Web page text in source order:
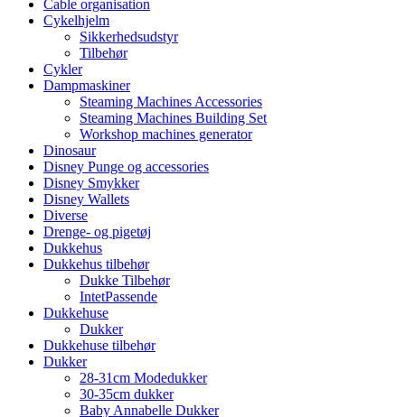
Cable organisation
Cykelhjelm
Sikkerhedsudstyr
Tilbehør
Cykler
Dampmaskiner
Steaming Machines Accessories
Steaming Machines Building Set
Workshop machines generator
Dinosaur
Disney Punge og accessories
Disney Smykker
Disney Wallets
Diverse
Drenge- og pigetøj
Dukkehus
Dukkehus tilbehør
Dukke Tilbehør
IntetPassende
Dukkehuse
Dukker
Dukkehuse tilbehør
Dukker
28-31cm Modedukker
30-35cm dukker
Baby Annabelle Dukker